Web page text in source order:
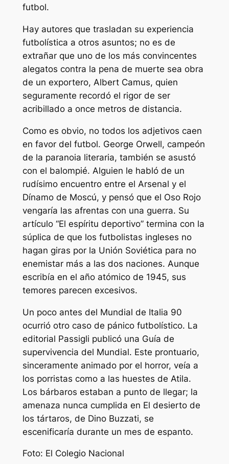
futbol.
Hay autores que trasladan su experiencia
futbolística a otros asuntos; no es de
extrañar que uno de los más convincentes
alegatos contra la pena de muerte sea obra
de un exportero, Albert Camus, quien
seguramente recordó el rigor de ser
acribillado a once metros de distancia.
Como es obvio, no todos los adjetivos caen
en favor del futbol. George Orwell, campeón
de la paranoia literaria, también se asustó
con el balompié. Alguien le habló de un
rudísimo encuentro entre el Arsenal y el
Dínamo de Moscú, y pensó que el Oso Rojo
vengaría las afrentas con una guerra. Su
artículo “El espíritu deportivo” termina con la
súplica de que los futbolistas ingleses no
hagan giras por la Unión Soviética para no
enemistar más a las dos naciones. Aunque
escribía en el año atómico de 1945, sus
temores parecen excesivos.
Un poco antes del Mundial de Italia 90
ocurrió otro caso de pánico futbolístico. La
editorial Passigli publicó una Guía de
supervivencia del Mundial. Este prontuario,
sinceramente animado por el horror, veía a
los porristas como a las huestes de Atila.
Los bárbaros estaban a punto de llegar; la
amenaza nunca cumplida en El desierto de
los tártaros, de Dino Buzzati, se
escenificaría durante un mes de espanto.
Foto: El Colegio Nacional